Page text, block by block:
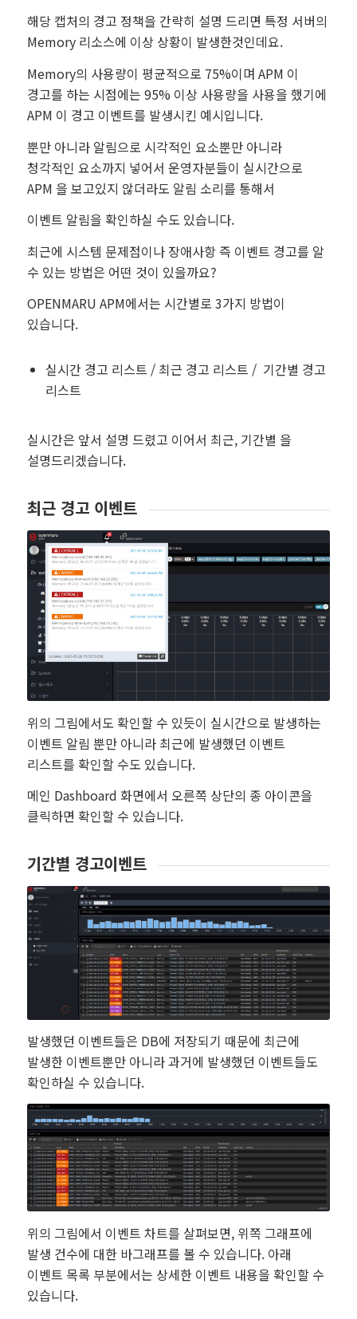
해당 캡처의 경고 정책을 간략히 설명 드리면 특정 서버의
Memory 리소스에 이상 상황이 발생한것인데요.
Memory의 사용량이 평균적으로 75%이며 APM 이
경고를 하는 시점에는 95% 이상 사용량을 사용을 했기에
APM 이 경고 이벤트를 발생시킨 예시입니다.
뿐만 아니라 알림으로 시각적인 요소뿐만 아니라
청각적인 요소까지 넣어서 운영자분들이 실시간으로
APM 을 보고있지 않더라도 알림 소리를 통해서
이벤트 알림을 확인하실 수도 있습니다.
최근에 시스템 문제점이나 장애사항 즉 이벤트 경고를 알
수 있는 방법은 어떤 것이 있을까요?
OPENMARU APM에서는 시간별로 3가지 방법이
있습니다.
실시간 경고 리스트 / 최근 경고 리스트 / 기간별 경고
리스트
실시간은 앞서 설명 드렸고 이어서 최근, 기간별 을
설명드리겠습니다.
최근 경고 이벤트
위의 그림에서도 확인할 수 있듯이 실시간으로 발생하는
이벤트 알림 뿐만 아니라 최근에 발생했던 이벤트
리스트를 확인할 수도 있습니다.
메인 Dashboard 화면에서 오른쪽 상단의 종 아이콘을
클릭하면 확인할 수 있습니다.
기간별 경고이벤트
발생했던 이벤트들은 DB에 저장되기 때문에 최근에
발생한 이벤트뿐만 아니라 과거에 발생했던 이벤트들도
확인하실 수 있습니다.
위의 그림에서 이벤트 차트를 살펴보면, 위쪽 그래프에
발생 건수에 대한 바그래프를 볼 수 있습니다. 아래
이벤트 목록 부분에서는 상세한 이벤트 내용을 확인할 수
있습니다.